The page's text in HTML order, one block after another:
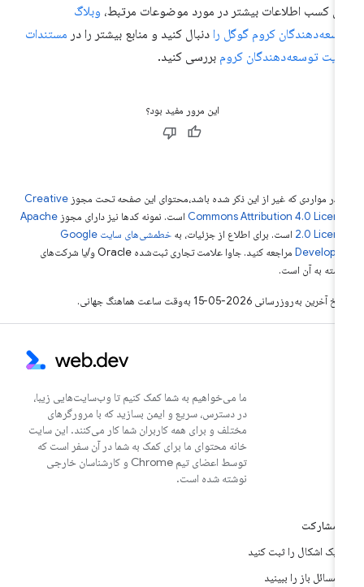
کسب اطلاعات بیشتر در مورد موضوعات مرتبط،وبلاگ
کروم گوگل رادنبال کنید و منابع بیشتر را در مستندات
توسعه‌دهندگان کرومبررسی کنید.
این مرور مفید بود؟
در مواردی که غیر از این ذکر شده باشد،‌محتوای این صفحه تحت مجوزCreative
Commons Attribution 4.0است. نمونه کدها نیز دارای مجوزApache
2.0است. برای اطلاع از جزئیات، به
خطمشی‌های سایت Google
مراجعه کنید. جاوا علامت تجاری ثبت‌شده Oracle و/یا شرکت‌های
به آن است.
آخرین به‌روزرسانی 2026-05-15 به‌وقت ساعت هماهنگ جهانی.
ما می‌خواهیم به شما کمک کنیم تا وب‌سایت‌هایی زیبا،
در دسترس، سریع و ایمن بسازید که با مرورگرهای
مختلف و برای همه کاربران شما کار می‌کنند. این سایت
خانه محتوای ما برای کمک به شما در آن سفر است که
توسط اعضای تیم Chrome و کارشناسان خارجی
نوشته شده است.
مشارکت
یک اشکال را ثبت کنید
مسائل باز را ببینید